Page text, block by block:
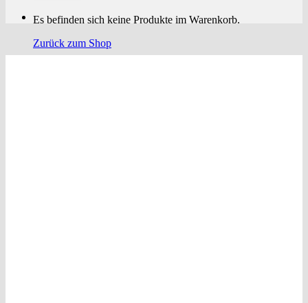
Es befinden sich keine Produkte im Warenkorb.
Zurück zum Shop